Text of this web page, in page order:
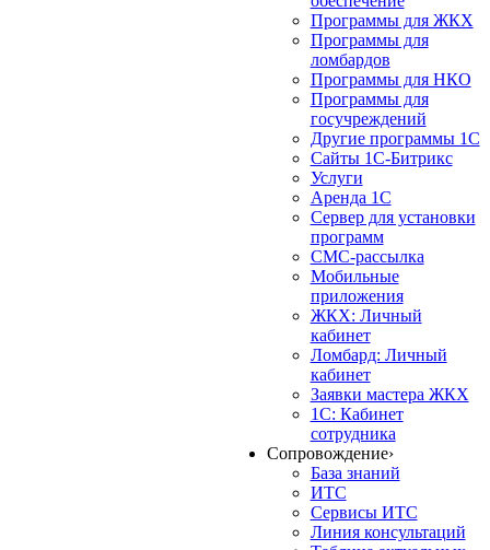
Программы для ЖКХ
Программы для
ломбардов
Программы для НКО
Программы для
госучреждений
Другие программы 1С
Сайты 1С-Битрикс
Услуги
Аренда 1С
Сервер для установки
программ
СМС-рассылка
Мобильные
приложения
ЖКХ: Личный
кабинет
Ломбард: Личный
кабинет
Заявки мастера ЖКХ
1С: Кабинет
сотрудника
Сопровождение›
База знаний
ИТС
Сервисы ИТС
Линия консультаций